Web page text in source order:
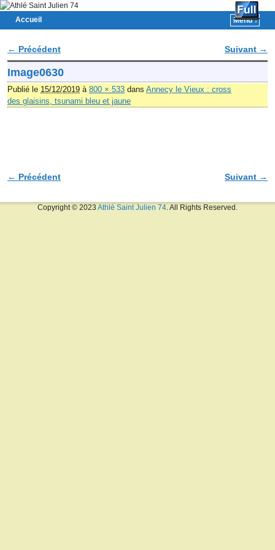
Accueil
Menu ↓
Navigation des images
← Précédent Suivant →
Image0630
Publié le 15/12/2019 à 800 × 533 dans Annecy le Vieux : cross
des glaisins, tsunami bleu et jaune
Navigation des images
← Précédent Suivant →
Copyright © 2023 Athlé Saint Julien 74 . All Rights Reserved.